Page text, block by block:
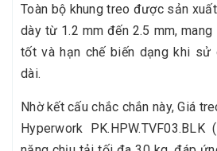
Toàn bộ khung treo được sản
dày từ 1.2 mm đến 2.5 mm,
tốt và hạn chế biến dạng khi sử
dài.
Nhờ kết cấu chắc chắn này, Giá
Hyperwork